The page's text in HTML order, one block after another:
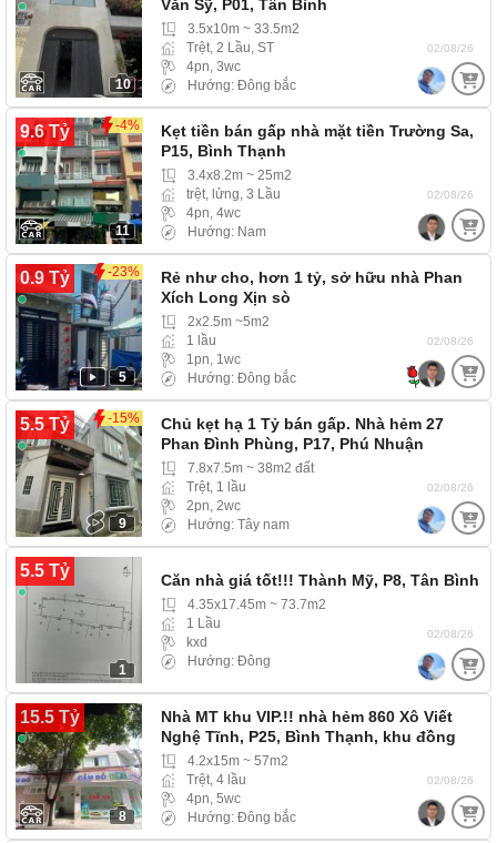
10
Văn Sỹ, P01, Tân Bình
3.5x10m ~ 33.5m2
Trệt, 2 Lầu, ST
4pn, 3wc
Hướng: Đông bắc
02/08/26
9.6 Tỷ -4%
11
Kẹt tiền bán gấp nhà mặt tiền Trường Sa,
P15, Bình Thạnh
3.4x8.2m ~ 25m2
trệt, lửng, 3 Lầu
4pn, 4wc
Hướng: Nam
02/08/26
0.9 Tỷ -23%
5
Rẻ như cho, hơn 1 tỷ, sở hữu nhà Phan
Xích Long Xịn sò
2x2.5m ~5m2
1 lầu
1pn, 1wc
Hướng: Đông bắc
02/08/26
5.5 Tỷ -15%
9
Chủ kẹt hạ 1 Tỷ bán gấp. Nhà hẻm 27
Phan Đình Phùng, P17, Phú Nhuận
7.8x7.5m ~ 38m2 đất
Trệt, 1 lầu
2pn, 2wc
Hướng: Tây nam
02/08/26
5.5 Tỷ
1
Căn nhà giá tốt!!! Thành Mỹ, P8, Tân Bình
4.35x17.45m ~ 73.7m2
1 Lầu
kxd
Hướng: Đông
02/08/26
15.5 Tỷ
8
Nhà MT khu VIP.!! nhà hẻm 860 Xô Viết
Nghệ Tĩnh, P25, Bình Thạnh, khu đồng
bộ,…4.2x15m ~ 57m2
Trệt, 4 lầu
4pn, 5wc
Hướng: Đông bắc
02/08/26